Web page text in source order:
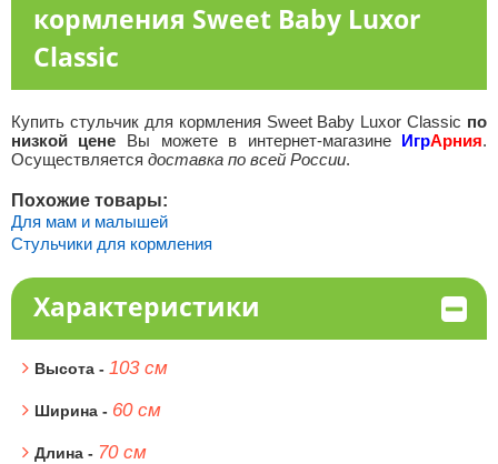
кормления Sweet Baby Luxor
Classic
Купить стульчик для кормления Sweet Baby Luxor Classic по
низкой цене Вы можете в интернет-магазине ИгрАрния.
Осуществляется доставка по всей России.
Похожие товары:
Для мам и малышей
Стульчики для кормления
Характеристики
Высота - 103 см
Ширина - 60 см
Длина - 70 см